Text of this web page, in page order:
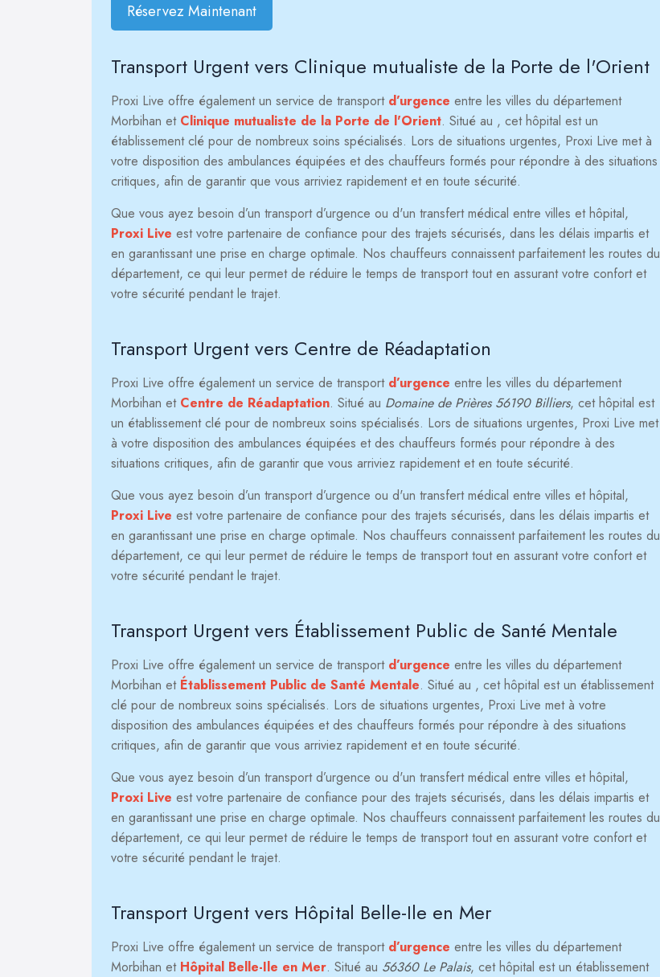
Réservez Maintenant
Transport Urgent vers Clinique mutualiste de la Porte de l'Orient
Proxi Live offre également un service de transport d’urgence entre les villes du département
Morbihan et Clinique mutualiste de la Porte de l'Orient. Situé au , cet hôpital est un
établissement clé pour de nombreux soins spécialisés. Lors de situations urgentes, Proxi Live met à
votre disposition des ambulances équipées et des chauffeurs formés pour répondre à des situations
critiques, afin de garantir que vous arriviez rapidement et en toute sécurité.
Que vous ayez besoin d’un transport d’urgence ou d'un transfert médical entre villes et hôpital,
Proxi Live est votre partenaire de confiance pour des trajets sécurisés, dans les délais impartis et
en garantissant une prise en charge optimale. Nos chauffeurs connaissent parfaitement les routes du
département, ce qui leur permet de réduire le temps de transport tout en assurant votre confort et
votre sécurité pendant le trajet.
Transport Urgent vers Centre de Réadaptation
Proxi Live offre également un service de transport d’urgence entre les villes du département
Morbihan et Centre de Réadaptation. Situé au Domaine de Prières 56190 Billiers, cet hôpital est
un établissement clé pour de nombreux soins spécialisés. Lors de situations urgentes, Proxi Live met
à votre disposition des ambulances équipées et des chauffeurs formés pour répondre à des
situations critiques, afin de garantir que vous arriviez rapidement et en toute sécurité.
Que vous ayez besoin d’un transport d’urgence ou d'un transfert médical entre villes et hôpital,
Proxi Live est votre partenaire de confiance pour des trajets sécurisés, dans les délais impartis et
en garantissant une prise en charge optimale. Nos chauffeurs connaissent parfaitement les routes du
département, ce qui leur permet de réduire le temps de transport tout en assurant votre confort et
votre sécurité pendant le trajet.
Transport Urgent vers Établissement Public de Santé Mentale
Proxi Live offre également un service de transport d’urgence entre les villes du département
Morbihan et Établissement Public de Santé Mentale. Situé au , cet hôpital est un établissement
clé pour de nombreux soins spécialisés. Lors de situations urgentes, Proxi Live met à votre
disposition des ambulances équipées et des chauffeurs formés pour répondre à des situations
critiques, afin de garantir que vous arriviez rapidement et en toute sécurité.
Que vous ayez besoin d’un transport d’urgence ou d'un transfert médical entre villes et hôpital,
Proxi Live est votre partenaire de confiance pour des trajets sécurisés, dans les délais impartis et
en garantissant une prise en charge optimale. Nos chauffeurs connaissent parfaitement les routes du
département, ce qui leur permet de réduire le temps de transport tout en assurant votre confort et
votre sécurité pendant le trajet.
Transport Urgent vers Hôpital Belle-Ile en Mer
Proxi Live offre également un service de transport d’urgence entre les villes du département
Morbihan et Hôpital Belle-Ile en Mer. Situé au 56360 Le Palais, cet hôpital est un établissement